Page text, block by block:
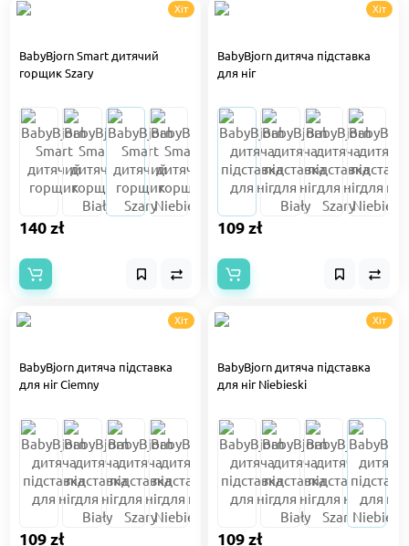
Хіт
BabyBjorn Smart дитячий
горщик Szary
140 zł
Хіт
BabyBjorn дитяча підставка
для ніг
109 zł
Хіт
BabyBjorn дитяча підставка
для ніг Ciemny
109 zł
Хіт
BabyBjorn дитяча підставка
для ніг Niebieski
109 zł